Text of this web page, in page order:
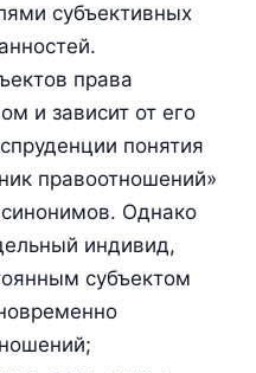
субъективных
права
и зависит от его
понятия
правоотношений»
синонимов. Однако
индивид,
субъектом